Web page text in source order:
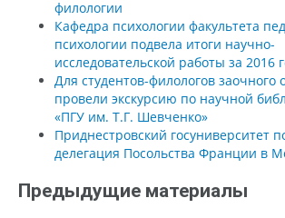
филологии
Кафедра психологии факультета
психологии подвела итоги научно-
исследовательской работы за 2016
Для студентов-филологов заочного
провели экскурсию по научной
«ПГУ им. Т.Г. Шевченко»
Приднестровский госуниверситет
делегация Посольства Франции в
Предыдущие материалы